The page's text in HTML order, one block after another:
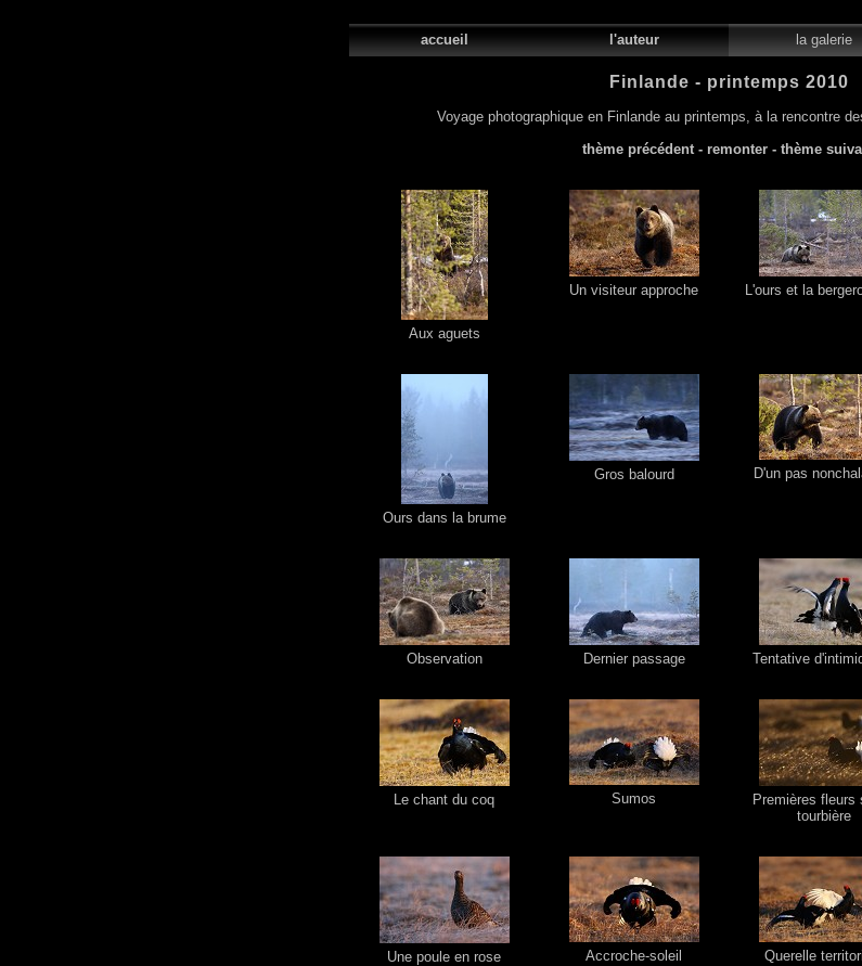
accueil l'auteur la galerie
Finlande - printemps 2010
Voyage photographique en Finlande au printemps, à la rencontre
thème précédent- remonter - thème
Aux aguets
Un visiteur approche L'ours et la
Ours dans la brume
Gros balourd D'un pas
Observation Dernier passage Tentative
Le chant du coq Sumos
Premières fleurs
tourbière
Une poule en rose Accroche-soleil Querelle